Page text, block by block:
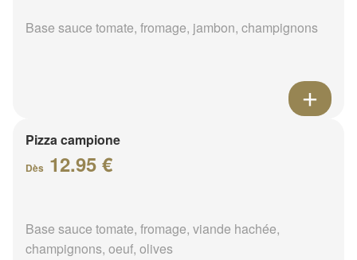
Base sauce tomate, fromage, jambon, champignons
Pizza campione
Dès 12.95 €
Base sauce tomate, fromage, viande hachée,
champignons, oeuf, olives